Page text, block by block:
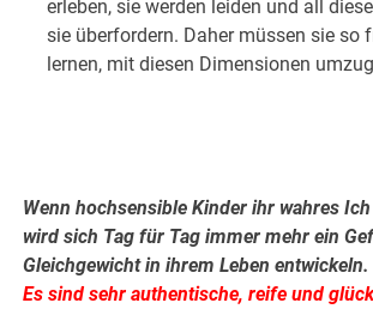
erleben, sie werden leiden und all
sie überfordern. Daher müssen sie so
lernen, mit diesen Dimensionen
Wenn hochsensible Kinder ihr wahres
wird sich Tag für Tag immer mehr ein
Gleichgewicht in ihrem Leben entwickeln.
Es sind sehr authentische, reife und